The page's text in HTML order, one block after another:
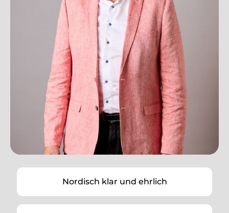
Nordisch klar und ehrlich